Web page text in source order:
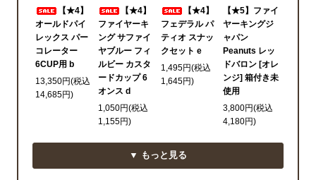
【★4】
オールドパイ
レックス パー
コレーター
6CUP用 b
13,350円(税込
14,685円)
【★4】
ファイヤーキ
ング サファイ
ヤブルー フィ
ルビー カスタ
ードカップ 6
オンス d
1,050円(税込
1,155円)
【★4】
フェデラル パ
ティオ スナッ
クセット e
1,495円(税込
1,645円)
【★5】ファイ
ヤーキングジ
ャパン
Peanuts レッ
ドバロン [オレ
ンジ] 箱付き未
使用
3,800円(税込
4,180円)
▼ もっと見る